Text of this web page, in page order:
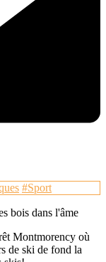
#Sport
bois dans l'âme
Montmorency où
de ski de fond la